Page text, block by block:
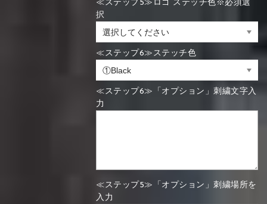
≪ステップ5≫ロゴ ステッチ色※必須選
択
≪ステップ6≫ステッチ色
≪ステップ6≫「オプション」刺繍文字入
力
≪ステップ5≫「オプション」刺繍場所を
入力